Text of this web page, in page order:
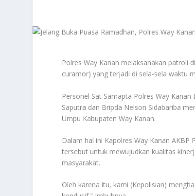
Polres Way Kanan melaksanakan patroli
curamor) yang terjadi di sela-sela waktu
Personel Sat Samapta Polres Way
Saputra dan Bripda Nelson Sidabariba
Umpu Kabupaten Way Kanan.
Dalam hal ini Kapolres Way Kanan
tersebut untuk mewujudkan kualitas
masyarakat.
Oleh karena itu, kami (Kepolisian)